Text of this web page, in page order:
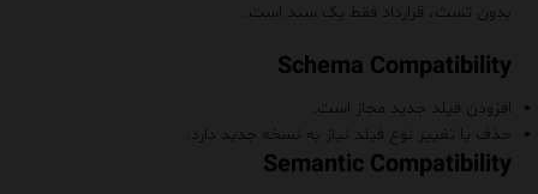
بدون تست، قرارداد فقط یک سند است.
Schema Compatibility
افزودن فیلد جدید مجاز است.
حذف یا تغییر نوع فیلد نیاز به نسخه جدید دارد.
Semantic Compatibility